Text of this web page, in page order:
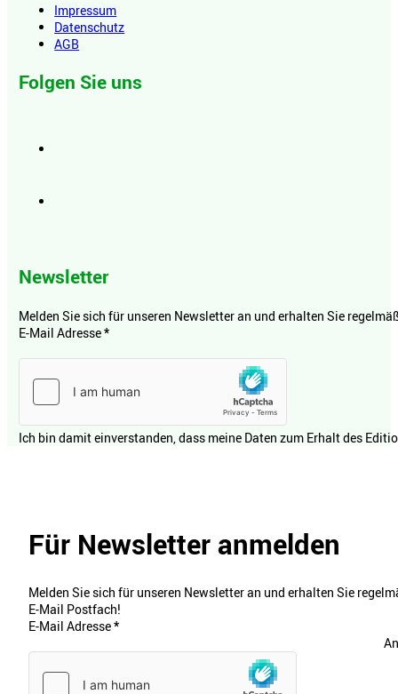
Impressum
Datenschutz
AGB
Folgen Sie uns
Newsletter
Melden Sie sich für unseren Newsletter an und erhalten Sie
E-Mail Adresse*
Ich bin damit einverstanden, dass meine Daten zum Erhalt des
Für Newsletter anmelden
Melden Sie sich für unseren Newsletter an und erhalten Sie
E-Mail Postfach!
E-Mail Adresse*